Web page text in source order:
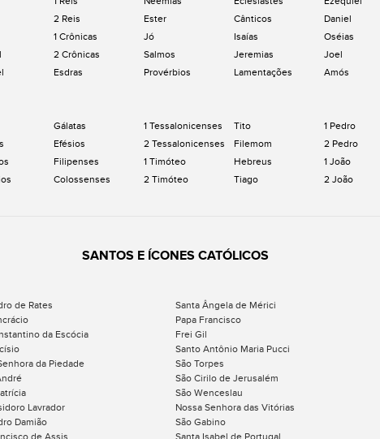
2 Reis
1 Crônicas
2 Crônicas
Esdras
Ester
Jó
Salmos
Provérbios
Cânticos
Isaías
Jeremias
Lamentações
Daniel
Oséias
Joel
Amós
Gálatas
Efésios
Filipenses
Colossenses
1 Tessalonicenses
2 Tessalonicenses
1 Timóteo
2 Timóteo
Tito
Filemom
Hebreus
Tiago
1 Pedro
2 Pedro
1 João
2 João
SANTOS E ÍCONES CATÓLICOS
de Rates Santa Ângela de Mérici
Papa Francisco
da Escócia Frei Gil
Santo Antônio Maria Pucci
da Piedade São Torpes
São Cirilo de Jerusalém
São Wenceslau
Lavrador Nossa Senhora das Vitórias
Damião São Gabino
de Assis Santa Isabel de Portugal